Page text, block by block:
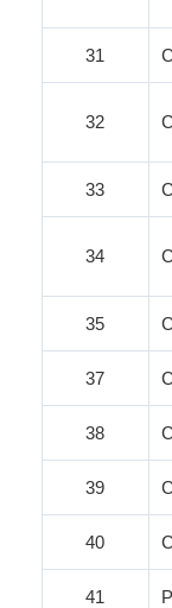
31
32
33
34
35
37
38
39
40
41